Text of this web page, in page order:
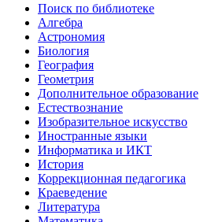
Поиск по библиотеке
Алгебра
Астрономия
Биология
География
Геометрия
Дополнительное образование
Естествознание
Изобразительное искусство
Иностранные языки
Информатика и ИКТ
История
Коррекционная педагогика
Краеведение
Литература